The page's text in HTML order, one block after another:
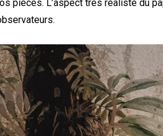
pièces. L’aspect très réaliste du